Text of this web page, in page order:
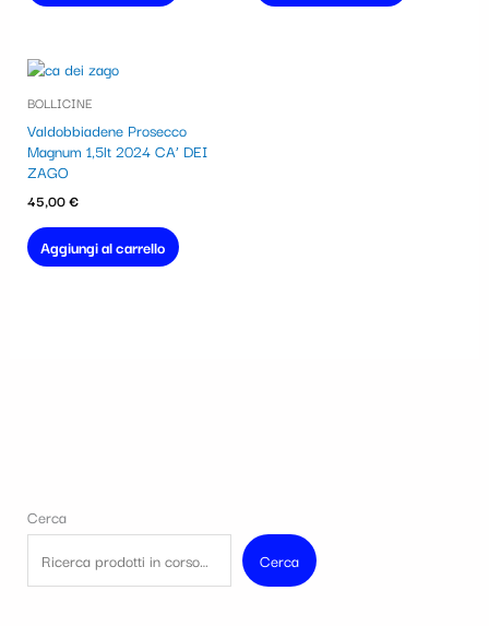
BOLLICINE
Valdobbiadene Prosecco
Magnum 1,5lt 2024 CA’ DEI
ZAGO
45,00€
Aggiungi al carrello
Cerca
Cerca